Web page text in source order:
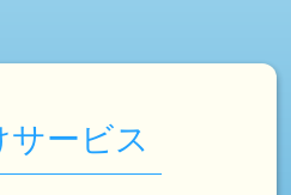
ービス